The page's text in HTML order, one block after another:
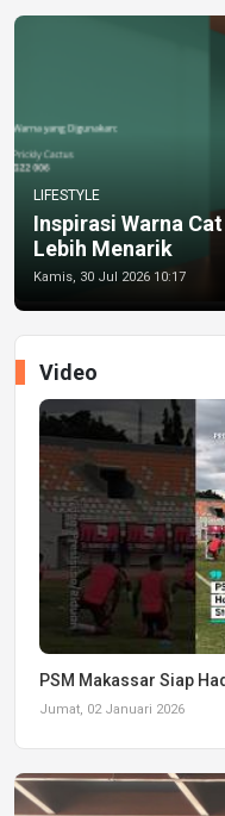
LIFESTYLE
Inspirasi Warna
Lebih Menarik
Kamis, 30 Jul 2026 10:17
Video
PSM Makassar Siap
Jumat, 02 Januari 2026